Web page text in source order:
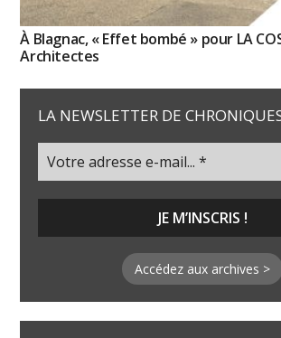
À Blagnac, « Effet bombé » pour LA
Architectes
LA NEWSLETTER DE
Accédez aux archives >